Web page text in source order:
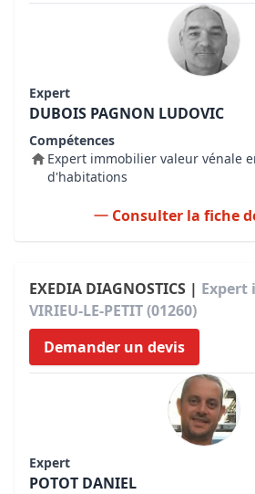
Expert
DUBOIS PAGNON LUDOVIC
Compétences
Expert immobilier valeur vénale
d'habitations
Consulter la fiche
EXEDIA DIAGNOSTICS | Expert
VIRIEU-LE-PETIT (01260)
Demander un devis
Expert
POTOT DANIEL